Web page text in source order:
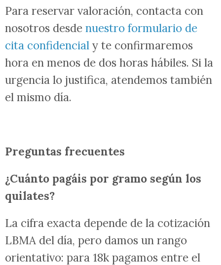
Para reservar valoración, contacta con
nosotros desde nuestro formulario de
cita confidencial y te confirmaremos
hora en menos de dos horas hábiles. Si la
urgencia lo justifica, atendemos también
el mismo día.
Preguntas frecuentes
¿Cuánto pagáis por gramo según los
quilates?
La cifra exacta depende de la cotización
LBMA del día, pero damos un rango
orientativo: para 18k pagamos entre el